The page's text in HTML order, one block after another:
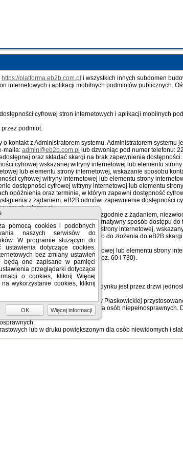
https://platforma.eb2b.com.pl i wszystkich innych subdomen
internetowych i aplikacji mobilnych podmiotów publicznych.
cyfrowej stron internetowych i aplikacji mobilnych
podmiot.
kontakt z Administratorem systemu. Administratorem systemu
maila: admin@eb2b.com.pl
lub dzwoniąc pod numer telefonu:
oraz składać skargi na brak zapewnienia dostępności.
cyfrowej wskazanej witryny internetowej lub elementu
lub elementu strony internetowej, wskazanie sposobu
cyfrowej witryny internetowej lub elementu strony
dostępności cyfrowej witryny internetowej lub elementu
opóźnienia oraz terminie, w którym zapewni dostępność
z żądaniem. eB2B odmówi zapewnienie dostępności
informacji.
elementu strony internetowej zgodnie z żądaniem,
elementu i wskażemy alternatywny sposób dostępu do
lub wskazanego elementu strony internetowej,
z żądaniem, osoba ta ma prawo do złożenia do eB2B
cyfrowej strony internetowej lub elementu strony
2018 r. poz. 2096 oraz z 2019 r. poz. 60 i 730).
doRzecznika Praw Obywatelskich
ul. Płaskowickiej. Wejście do budynku jest przez drzwi
Narodowej. Wejście od ulicy Płaskowickiej
Toalety nie są dostosowane dla osób
lub w druku powiększonym dla osób niewidomych i
pomocą cookies i podobnych
naszych serwisów do
W programie służącym do
ustawienia dotyczące cookies.
bez zmiany ustawień
będą one zapisane w pamięci
przeglądarki dotyczące
o cookies, kliknij Więcej
wykorzystanie cookies, kliknij
OK Więcej informacji